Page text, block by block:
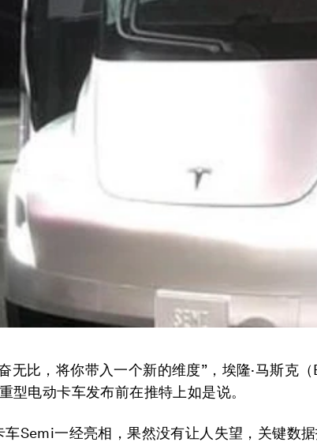
无比，将你带入一个新的维度”，埃隆·马斯克（
型电动卡车发布前在推特上如是说。
车Semi一经亮相，果然没有让人失望，关键数